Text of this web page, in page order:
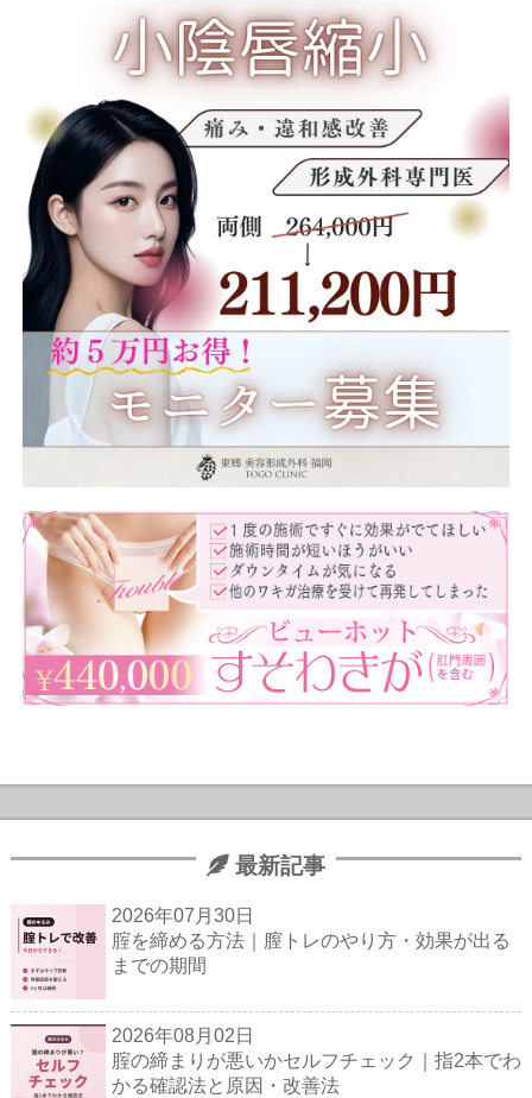
最新記事
2026年07月30日
腟を締める方法｜膣トレのやり方・効果が出る
までの期間
2026年08月02日
腟の締まりが悪いかセルフチェック｜指2本でわ
かる確認法と原因・改善法